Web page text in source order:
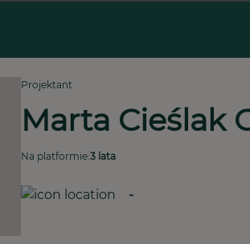
Projektant
Marta Cieślak
Na platformie:3 lata
-